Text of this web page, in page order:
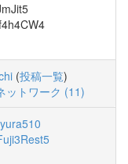
(投稿一覧)
ットワーク (11)